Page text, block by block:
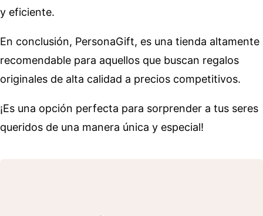
y eficiente.
En conclusión, PersonaGift, es una tienda altamente
recomendable para aquellos que buscan regalos
originales de alta calidad a precios competitivos.
¡Es una opción perfecta para sorprender a tus seres
queridos de una manera única y especial!